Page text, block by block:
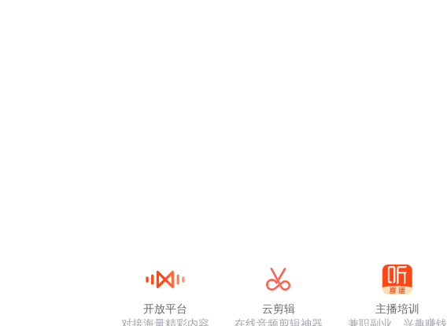
开放平台
对接海量精彩内容
云剪辑
在线音频剪辑神器
主播培训
兼职副业，兴趣赚钱